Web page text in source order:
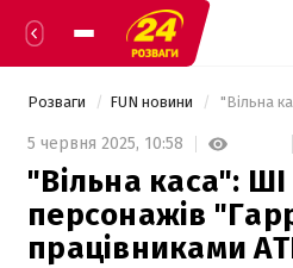
Розваги FUN новини
5 червня 2025, 10:58
"Вільна каса":
персонажів
працівниками